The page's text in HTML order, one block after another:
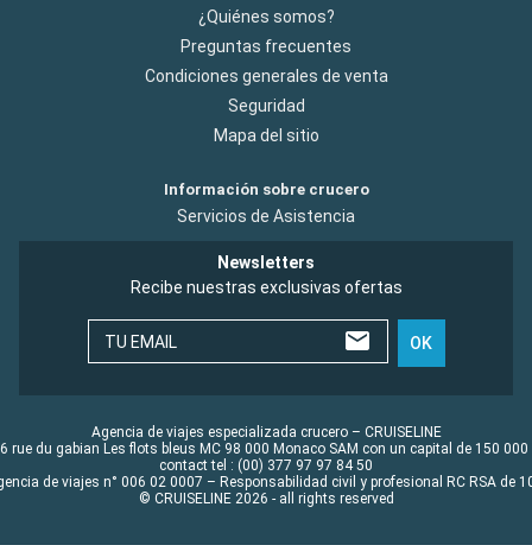
¿Quiénes somos?
Preguntas frecuentes
Condiciones generales de venta
Seguridad
Mapa del sitio
Información sobre crucero
Servicios de Asistencia
Newsletters
Recibe nuestras exclusivas ofertas
TU EMAIL OK
Agencia de viajes especializada crucero – CRUISELINE
rue du gabian Les flots bleus MC 98 000 Monaco SAM con un capital de 150 000
contact tel : (00) 377 97 97 84 50
de viajes n° 006 02 0007 – Responsabilidad civil y profesional RC RSA de
© CRUISELINE 2026 - all rights reserved